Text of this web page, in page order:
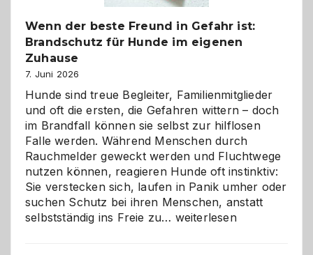
Wenn der beste Freund in Gefahr ist:
Brandschutz für Hunde im eigenen
Zuhause
7. Juni 2026
Hunde sind treue Begleiter, Familienmitglieder
und oft die ersten, die Gefahren wittern – doch
im Brandfall können sie selbst zur hilflosen
Falle werden. Während Menschen durch
Rauchmelder geweckt werden und Fluchtwege
nutzen können, reagieren Hunde oft instinktiv:
Sie verstecken sich, laufen in Panik umher oder
suchen Schutz bei ihren Menschen, anstatt
selbstständig ins Freie zu… Wenn
weiterlesen